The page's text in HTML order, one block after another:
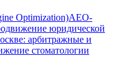
Optimization)AEO-
юридической
арбитражные и
стоматологии